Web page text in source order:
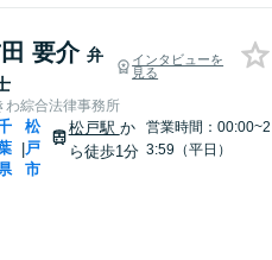
要介 弁
インタビューを
見る
わ綜合法律事務所
|
松
戸
市
松戸駅 か
ら徒歩1分
営業時間：00:00~2
3:59（平日）